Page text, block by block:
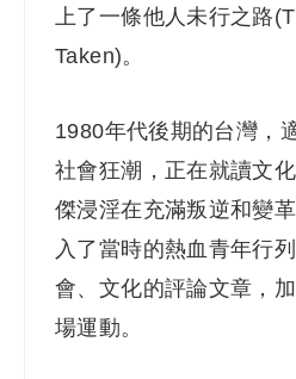
上了一條他人未行之路
Taken)。
1980年代後期的台灣，
社會狂潮，正在就讀文
傑浸淫在充滿叛逆和變
入了當時的熱血青年行
會、文化的評論文章，
場運動。